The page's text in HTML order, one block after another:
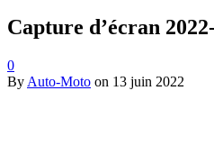
Capture d’écran
0
By Auto-Moto on 13 juin 2022